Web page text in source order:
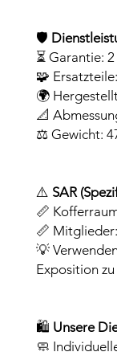
🛡️
⏳ Garantie:
🧩
🌍
📐
⚖️ Gewicht:
⚠️ SAR
📏
📏
💡
Exposition
🛍️ Unsere
🧼